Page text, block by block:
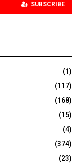
SUBSCRIBE
(1)
(117)
(168)
(15)
(4)
(374)
(23)